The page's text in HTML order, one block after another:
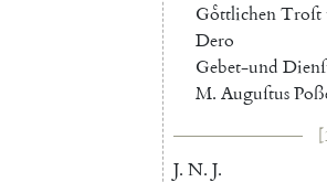
GoͤttlichenTroſt
Dero
Gebet-und
M. Auguſtus
J. N. J.